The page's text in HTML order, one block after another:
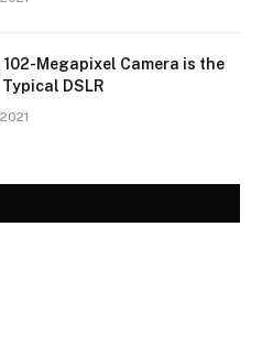
102-Megapixel Camera is the
DSLR